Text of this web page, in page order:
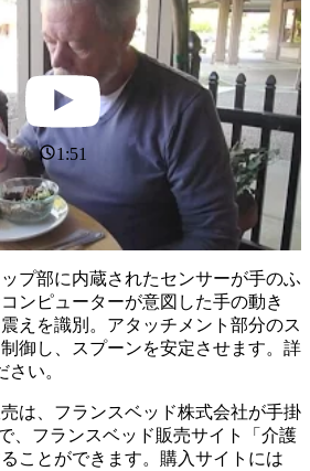
1:51
プ部に内蔵されたセンサーが手のふ
ンピューターが意図した手の動き
えを識別。アタッチメント部分のス
御し、スプーンを安定させます。詳
さい。
は、フランスベッド株式会社が手掛
、フランスベッド販売サイト「介護
ことができます。購入サイトには